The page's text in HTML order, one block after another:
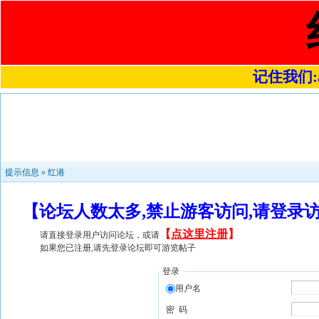
记住我们
提示信息 » 红港
【论坛人数太多,禁止游客访问,请登
请直接登录用户访问论坛，或请 【 点这里注册】
如果您已注册,请先登录论坛即可游览帖子
登录
用户名
密 码